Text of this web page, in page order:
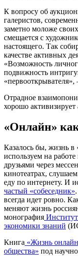
К вопросу об
галеристов,
заметно моложе
смещается с
настоящего. Так
качестве активных
«Возможность
подвижность
«первооткрывателя»,
Отрадное
хорошо
«Онлайн» как
Казалось бы, жизнь
используем на
друзьями через
кинотеатрах,
еду по интернету. И
частый «собеседник»
всегда идет ровно.
меняют жизнь
монография
экономики знаний
Книга «Жизнь
общества» под